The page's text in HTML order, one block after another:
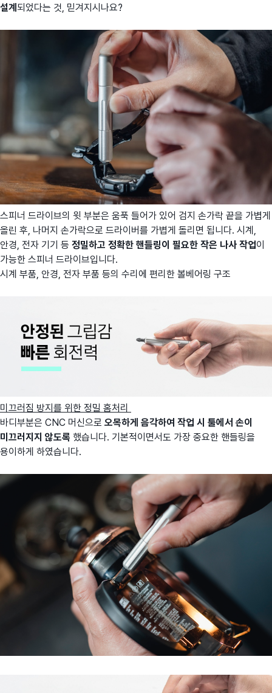
설계 되었다는 것, 믿겨지시나요?
스피너 드라이브의 윗 부분은 움푹 들어가 있어 검지 손가락 끝을 가볍게
올린 후, 나머지 손가락으로 드라이버를 가볍게 돌리면 됩니다. 시계,
안경, 전자 기기 등 정밀하고 정확한 핸들링이 필요한 작은 나사 작업이
가능한 스피너 드라이브입니다.
시계 부품, 안경, 전자 부품 등의 수리에 편리한 볼베어링 구조
미끄러짐 방지를 위한 정밀 홈처리
바디부분은 CNC 머신으로 오목하게 음각하여 작업 시 툴에서 손이
미끄러지지 않도록 했습니다. 기본적이면서도 가장 중요한 핸들링을
용이하게 하였습니다.